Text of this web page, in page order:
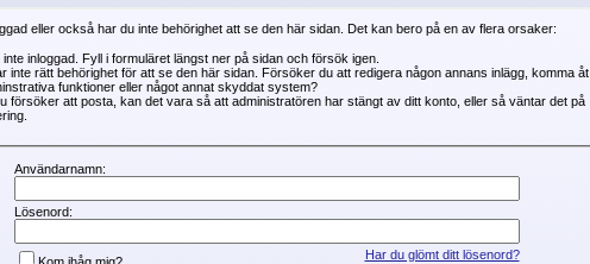
eller också har du inte behörighet att se den här sidan. Det kan bero på en av flera orsaker:
inloggad. Fyll i formuläret längst ner på sidan och försök igen.
inte rätt behörighet för att se den här sidan. Försöker du att redigera någon annans inlägg, komma åt
funktioner eller något annat skyddat system?
försöker att posta, kan det vara så att administratören har stängt av ditt konto, eller så väntar det på
Användarnamn:
Lösenord:
Har du glömt ditt lösenord?
Kom ihåg mig?